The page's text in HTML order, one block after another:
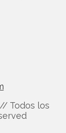
Todos los